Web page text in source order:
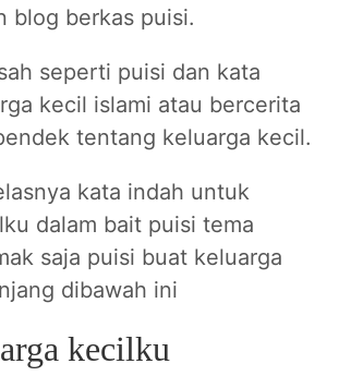
blog berkas puisi.
seperti puisi dan kata
kecil islami atau bercerita
tentang keluarga kecil.
kata indah untuk
dalam bait puisi tema
saja puisi buat keluarga
dibawah ini
kecilku